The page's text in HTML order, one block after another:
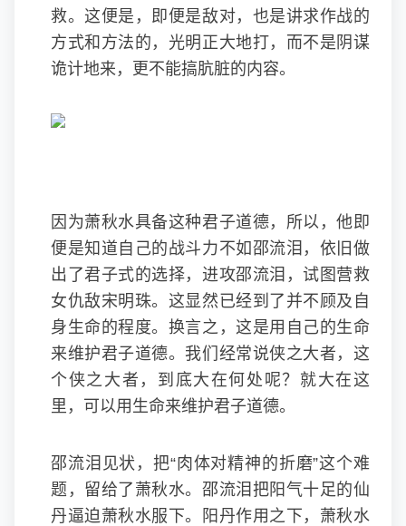
救。这便是，即便是敌对，也是讲求作战的
方式和方法的，光明正大地打，而不是阴谋
诡计地来，更不能搞肮脏的内容。
因为萧秋水具备这种君子道德，所以，他即
便是知道自己的战斗力不如邵流泪，依旧做
出了君子式的选择，进攻邵流泪，试图营救
女仇敌宋明珠。这显然已经到了并不顾及自
身生命的程度。换言之，这是用自己的生命
来维护君子道德。我们经常说侠之大者，这
个侠之大者，到底大在何处呢？就大在这
里，可以用生命来维护君子道德。
邵流泪见状，把“肉体对精神的折磨”这个难
题，留给了萧秋水。邵流泪把阳气十足的仙
丹逼迫萧秋水服下。阳丹作用之下，萧秋水